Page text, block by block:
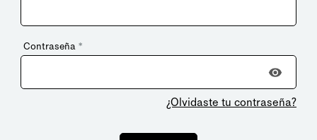
Contraseña *
¿Olvidaste tu contraseña?